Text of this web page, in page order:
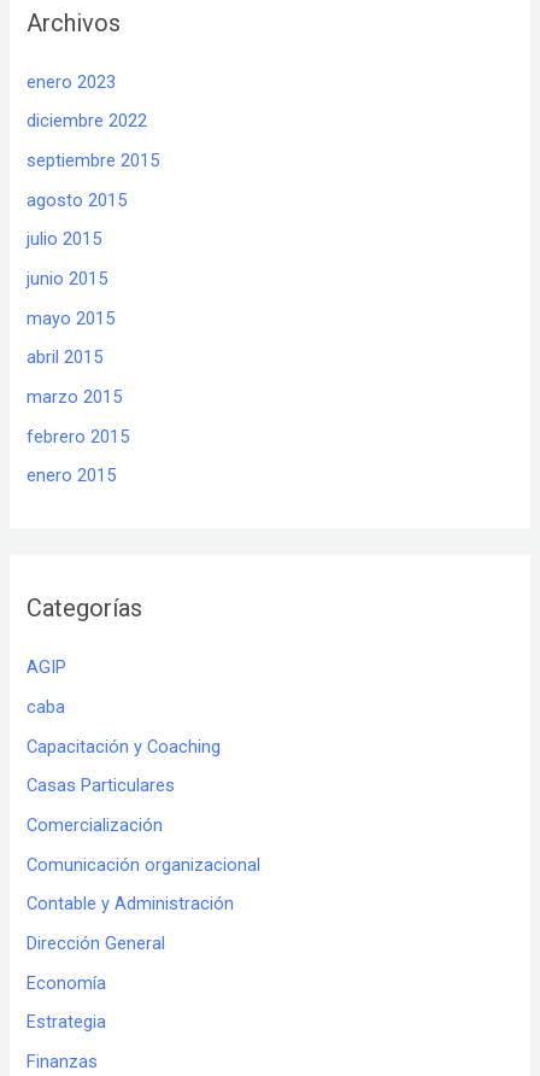
Archivos
enero 2023
diciembre 2022
septiembre 2015
agosto 2015
julio 2015
junio 2015
mayo 2015
abril 2015
marzo 2015
febrero 2015
enero 2015
Categorías
AGIP
caba
Capacitación y Coaching
Casas Particulares
Comercialización
Comunicación organizacional
Contable y Administración
Dirección General
Economía
Estrategia
Finanzas